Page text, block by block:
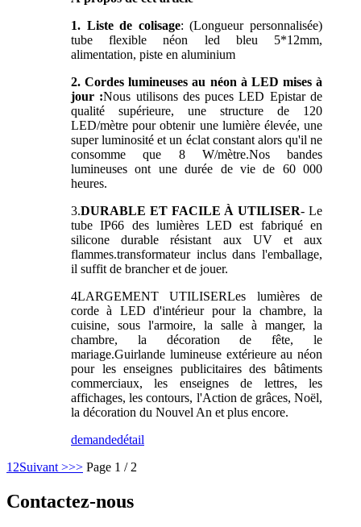
1. Liste de colisage: (Longueur personnalisée)
tube flexible néon led bleu 5*12mm,
alimentation, piste en aluminium
2. Cordes lumineuses au néon à LED mises à
jour :Nous utilisons des puces LED Epistar de
qualité supérieure, une structure de 120
LED/mètre pour obtenir une lumière élevée, une
super luminosité et un éclat constant alors qu'il ne
consomme que 8 W/mètre.Nos bandes
lumineuses ont une durée de vie de 60 000
heures.
3.DURABLE ET FACILE À UTILISER- Le
tube IP66 des lumières LED est fabriqué en
silicone durable résistant aux UV et aux
flammes.transformateur inclus dans l'emballage,
il suffit de brancher et de jouer.
4LARGEMENT UTILISERLes lumières de
corde à LED d'intérieur pour la chambre, la
cuisine, sous l'armoire, la salle à manger, la
chambre, la décoration de fête, le
mariage.Guirlande lumineuse extérieure au néon
pour les enseignes publicitaires des bâtiments
commerciaux, les enseignes de lettres, les
affichages, les contours, l'Action de grâces, Noël,
la décoration du Nouvel An et plus encore.
demandedétail
1 2Suivant >>> Page 1 / 2
Contactez-nous